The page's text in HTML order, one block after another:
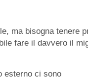
ma bisogna tenere
fare il davvero il
esterno ci sono